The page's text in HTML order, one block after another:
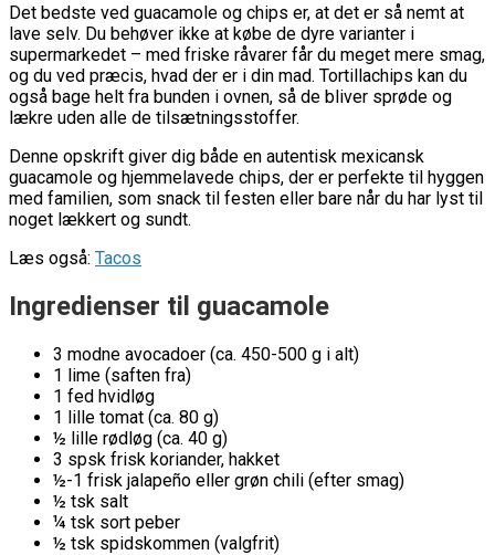
Det bedste ved guacamole og chips er, at det er så nemt at
lave selv. Du behøver ikke at købe de dyre varianter i
supermarkedet – med friske råvarer får du meget mere smag,
og du ved præcis, hvad der er i din mad. Tortillachips kan du
også bage helt fra bunden i ovnen, så de bliver sprøde og
lækre uden alle de tilsætningsstoffer.
Denne opskrift giver dig både en autentisk mexicansk
guacamole og hjemmelavede chips, der er perfekte til hyggen
med familien, som snack til festen eller bare når du har lyst til
noget lækkert og sundt.
Læs også: Tacos
Ingredienser til guacamole
3 modne avocadoer (ca. 450-500 g i alt)
1 lime (saften fra)
1 fed hvidløg
1 lille tomat (ca. 80 g)
½ lille rødløg (ca. 40 g)
3 spsk frisk koriander, hakket
½-1 frisk jalapeño eller grøn chili (efter smag)
½ tsk salt
¼ tsk sort peber
½ tsk spidskommen (valgfrit)